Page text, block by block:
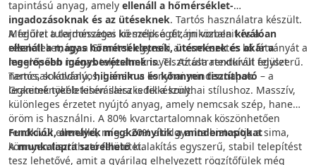
tapintású anyag, amely ellenáll a hőmérséklet-
ingadozásoknak és az ütéseknek. Tartós használatra készült.
A felület tulajdonságai kiemelik a dizájn vonalait és a
részleteket, így a Granitek egyesíti a természetes kő látványát a
meglepően magas teljesítménnyel. Az ultratexturált felület
nemcsak látványos, hanem a konyhai mindennapok
legkeményebb kihívásaira is felkészült.
Megőrzi a természetes kő szépségét, miközbenkiválóan
ellenáll a magas hőmérsékletnek, ütéseknek és akár a
legerősebb igénybevételnek is. Tisztítása rendkívül egyszerű.
Tartós, sokoldalú,higiénikus és könnyen tisztítható – a
Granitek tökéletesen illeszkedik a konyhai stílushoz. Masszív,
különleges érzetet nyújtó anyag, amely nemcsak szép, hanem
öröm is használni. A 80% kvarctartalomnak köszönhetően
rendkívül ellenálló, míg a 20% akrilgyanta biztosítja a sima,
könnyen tisztítható felületet.
Funkciók, amelyek megkönnyítik a mindennapokat
Amunkalapra szerelhetőkialakítás egyszerű, stabil telepítést
tesz lehetővé, amit a gyárilag elhelyezett rögzítőfülek még